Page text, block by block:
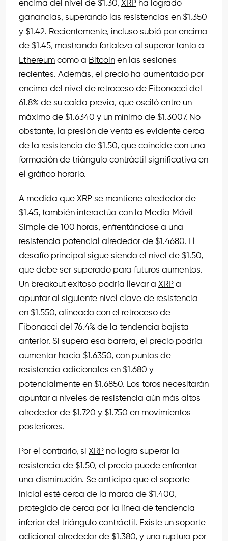
encima del nivel de $1.30, XRP ha logrado
ganancias, superando las resistencias en $1.350
y $1.42. Recientemente, incluso subió por encima
de $1.45, mostrando fortaleza al superar tanto a
Ethereum como a Bitcoin en las sesiones
recientes. Además, el precio ha aumentado por
encima del nivel de retroceso de Fibonacci del
61.8% de su caída previa, que osciló entre un
máximo de $1.6340 y un mínimo de $1.3007. No
obstante, la presión de venta es evidente cerca
de la resistencia de $1.50, que coincide con una
formación de triángulo contráctil significativa en
el gráfico horario.
A medida que XRP se mantiene alrededor de
$1.45, también interactúa con la Media Móvil
Simple de 100 horas, enfrentándose a una
resistencia potencial alrededor de $1.4680. El
desafío principal sigue siendo el nivel de $1.50,
que debe ser superado para futuros aumentos.
Un breakout exitoso podría llevar a XRP a
apuntar al siguiente nivel clave de resistencia
en $1.550, alineado con el retroceso de
Fibonacci del 76.4% de la tendencia bajista
anterior. Si supera esa barrera, el precio podría
aumentar hacia $1.6350, con puntos de
resistencia adicionales en $1.680 y
potencialmente en $1.6850. Los toros necesitarán
apuntar a niveles de resistencia aún más altos
alrededor de $1.720 y $1.750 en movimientos
posteriores.
Por el contrario, si XRP no logra superar la
resistencia de $1.50, el precio puede enfrentar
una disminución. Se anticipa que el soporte
inicial esté cerca de la marca de $1.400,
protegido de cerca por la línea de tendencia
inferior del triángulo contráctil. Existe un soporte
adicional alrededor de $1.380, y una ruptura por